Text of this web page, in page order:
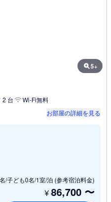
5+
2 台
Wi-Fi無料
お部屋の詳細を見る
/子ども0名/1室/泊 (参考宿泊料金)
¥86,700 〜